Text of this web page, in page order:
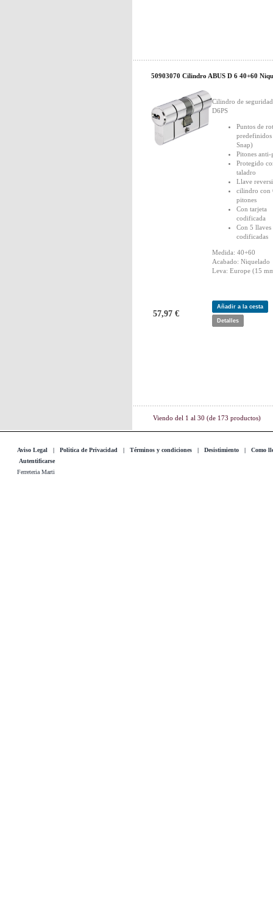
50903070 Cilindro ABUS D 6 40+60
Cilindro de
D6PS
Puntos de
predefinidos
Snap)
Pitones anti-
Protegido
taladro
Llave
cilindro con
pitones
Con tarjeta
codificada
Con 5 llaves
codificadas
Medida: 40+60
Acabado: Niquelado
Leva: Europe (15
57,97 €
Añadir a la cesta
Detalles
Viendo del 1 al 30 (de 173 productos)
Aviso Legal | Politica de Privacidad | Términos y condiciones | Desistimiento | Como
Autentificarse
Ferreteria Marti